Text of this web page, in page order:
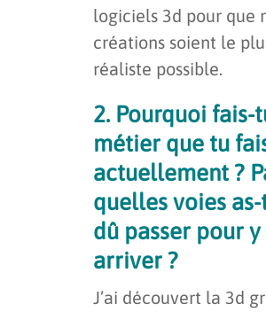
logiciels 3d pour que
créations soient le
réaliste possible.
2. Pourquoi fais-
métier que tu
actuellement ?
quelles voies
dû passer pour y
arriver ?
J’ai découvert la 3d